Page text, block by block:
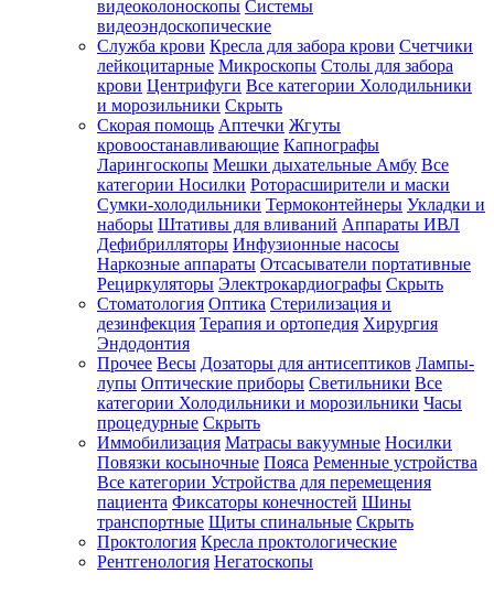
видеоколоноскопы Системы
видеоэндоскопические
Служба крови Кресла для забора крови Счетчики
лейкоцитарные Микроскопы Столы для забора
крови Центрифуги Все категории Холодильники
и морозильники Скрыть
Скорая помощь Аптечки Жгуты
кровоостанавливающие Капнографы
Ларингоскопы Мешки дыхательные Амбу Все
категории Носилки Роторасширители и маски
Сумки-холодильники Термоконтейнеры Укладки и
наборы Штативы для вливаний Аппараты ИВЛ
Дефибрилляторы Инфузионные насосы
Наркозные аппараты Отсасыватели портативные
Рециркуляторы Электрокардиографы Скрыть
Стоматология Оптика Стерилизация и
дезинфекция Терапия и ортопедия Хирургия
Эндодонтия
Прочее Весы Дозаторы для антисептиков Лампы-
лупы Оптические приборы Светильники Все
категории Холодильники и морозильники Часы
процедурные Скрыть
Иммобилизация Матрасы вакуумные Носилки
Повязки косыночные Пояса Ременные устройства
Все категории Устройства для перемещения
пациента Фиксаторы конечностей Шины
транспортные Щиты спинальные Скрыть
Проктология Кресла проктологические
Рентгенология Негатоскопы